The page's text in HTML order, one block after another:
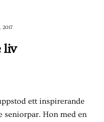
2017
liv
ett inspirerande
seniorpar. Hon med en